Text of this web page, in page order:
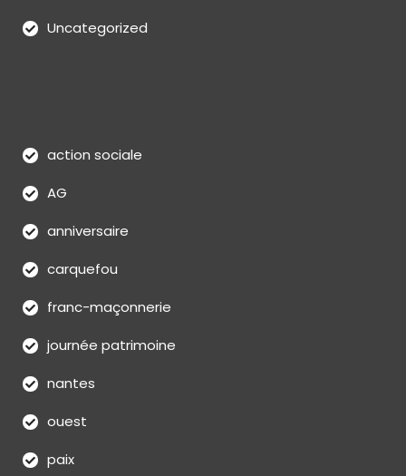
Uncategorized
action sociale
AG
anniversaire
carquefou
franc-maçonnerie
journée patrimoine
nantes
ouest
paix